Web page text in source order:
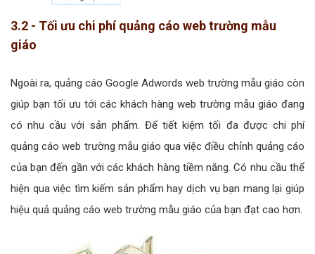
3.2 - Tối ưu chi phí quảng cáo web trường mẫu
giáo
Ngoài ra, quảng cáo Google Adwords web trường mẫu giáo còn
giúp bạn tối ưu tới các khách hàng web trường mẫu giáo đang
có nhu cầu với sản phẩm. Để tiết kiệm tối đa được chi phí
quảng cáo web trường mẫu giáo qua việc điều chỉnh quảng cáo
của bạn đến gần với các khách hàng tiềm năng. Có nhu cầu thể
hiện qua việc tìm kiếm sản phẩm hay dịch vụ bạn mang lại giúp
hiệu quả quảng cáo web trường mẫu giáo của bạn đạt cao hơn.